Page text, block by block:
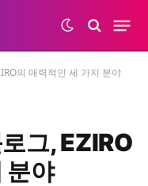
의 매력적인 세 가지 분야
그, EZIRO
분야